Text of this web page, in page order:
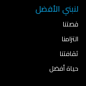
لنبني الأفضل
قصتنا
التزامنا
ثقافتنا
حياة أفضل